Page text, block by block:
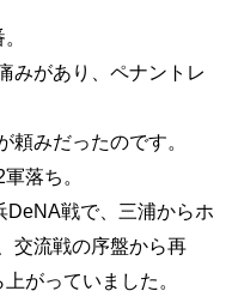
みがあり、ペナントレ
頼みだったのです。
落ち。
DeNA戦で、三浦からホ
交流戦の序盤から再
がっていました。